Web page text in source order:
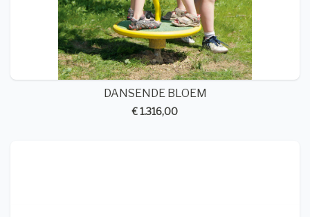
DANSENDE BLOEM
€ 1.316,00